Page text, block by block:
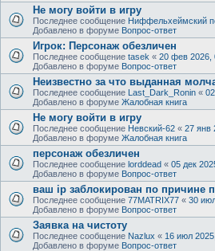
Не могу войти в игру
Последнее сообщение Ниффельхеймский
Добавлено в форуме Вопрос-ответ
Игрок: Персонаж обезличен
Последнее сообщение tasek « 20 фев 2026,
Добавлено в форуме Вопрос-ответ
Неизвестно за что выданная
Последнее сообщение Last_Dark_Ronin «
Добавлено в форуме Жалобная книга
Не могу войти в игру
Последнее сообщение Невский-62 « 27 янв
Добавлено в форуме Жалобная книга
персонаж обезличен
Последнее сообщение lorddead « 05 дек
Добавлено в форуме Вопрос-ответ
ваш ip заблокирован по причине
Последнее сообщение 77MATRIX77 « 30
Добавлено в форуме Вопрос-ответ
Заявка на чистоту
Последнее сообщение Nazlux « 16 июл
Добавлено в форуме Вопрос-ответ